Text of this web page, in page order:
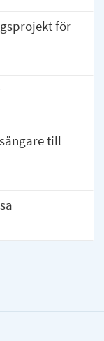
för
till